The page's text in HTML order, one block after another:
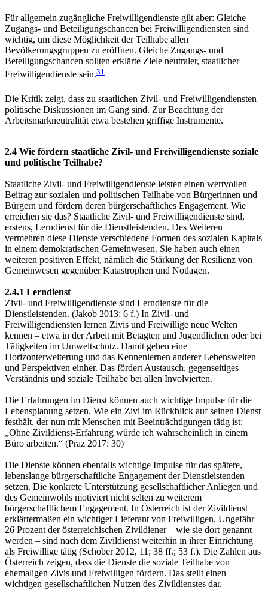
Für allgemein zugängliche Freiwilligendienste gilt aber: Gleiche
Zugangs- und Beteiligungschancen bei Freiwilligendiensten sind
wichtig, um diese Möglichkeit der Teilhabe allen
Bevölkerungsgruppen zu eröffnen. Gleiche Zugangs- und
Beteiligungschancen sollten erklärte Ziele neutraler, staatlicher
Freiwilligendienste sein.31
Die Kritik zeigt, dass zu staatlichen Zivil- und Freiwilligendiensten
politische Diskussionen im Gang sind. Zur Beachtung der
Arbeitsmarkneutralität etwa bestehen griffige Instrumente.
2.4 Wie fördern staatliche Zivil- und Freiwilligendienste soziale
und politische Teilhabe?
Staatliche Zivil- und Freiwilligendienste leisten einen wertvollen
Beitrag zur sozialen und politischen Teilhabe von Bürgerinnen und
Bürgern und fördern deren bürgerschaftliches Engagement. Wie
erreichen sie das? Staatliche Zivil- und Freiwilligendienste sind,
erstens, Lerndienst für die Dienstleistenden. Des Weiteren
vermehren diese Dienste verschiedene Formen des sozialen Kapitals
in einem demokratischen Gemeinwesen. Sie haben auch einen
weiteren positiven Effekt, nämlich die Stärkung der Resilienz von
Gemeinwesen gegenüber Katastrophen und Notlagen.
2.4.1 Lerndienst
Zivil- und Freiwilligendienste sind Lerndienste für die
Dienstleistenden. (Jakob 2013: 6 f.) In Zivil- und
Freiwilligendiensten lernen Zivis und Freiwillige neue Welten
kennen – etwa in der Arbeit mit Betagten und Jugendlichen oder bei
Tätigkeiten im Umweltschutz. Damit gehen eine
Horizonterweiterung und das Kennenlernen anderer Lebenswelten
und Perspektiven einher. Das fördert Austausch, gegenseitiges
Verständnis und soziale Teilhabe bei allen Involvierten.
Die Erfahrungen im Dienst können auch wichtige Impulse für die
Lebensplanung setzen. Wie ein Zivi im Rückblick auf seinen Dienst
festhält, der nun mit Menschen mit Beeinträchtigungen tätig ist:
„Ohne Zivildienst-Erfahrung würde ich wahrscheinlich in einem
Büro arbeiten.“ (Praz 2017: 30)
Die Dienste können ebenfalls wichtige Impulse für das spätere,
lebenslange bürgerschaftliche Engagement der Dienstleistenden
setzen. Die konkrete Unterstützung gesellschaftlicher Anliegen und
des Gemeinwohls motiviert nicht selten zu weiterem
bürgerschaftlichem Engagement. In Österreich ist der Zivildienst
erklärtermaßen ein wichtiger Lieferant von Freiwilligen. Ungefähr
26 Prozent der österreichischen Zivildiener – wie sie dort genannt
werden – sind nach dem Zivildienst weiterhin in ihrer Einrichtung
als Freiwillige tätig (Schober 2012, 11; 38 ff.; 53 f.). Die Zahlen aus
Österreich zeigen, dass die Dienste die soziale Teilhabe von
ehemaligen Zivis und Freiwilligen fördern. Das stellt einen
wichtigen gesellschaftlichen Nutzen des Zivildienstes dar.